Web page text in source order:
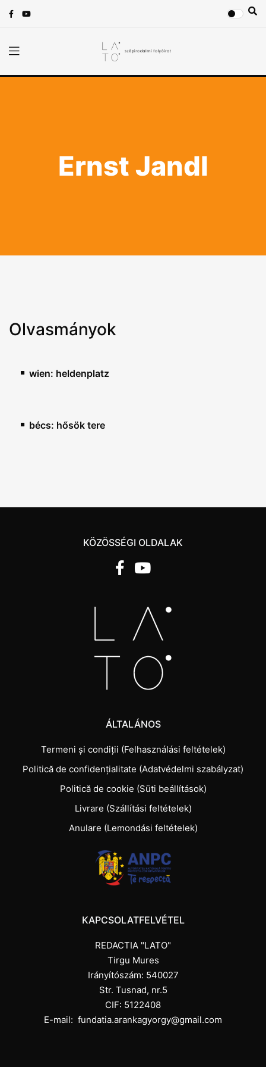
Ernst Jandl
Olvasmányok
wien: heldenplatz
bécs: hősök tere
KÖZÖSSÉGI OLDALAK
ÁLTALÁNOS
Termeni și condiții (Felhasználási feltételek)
Politică de confidențialitate (Adatvédelmi szabályzat)
Politică de cookie (Süti beállítások)
Livrare (Szállítási feltételek)
Anulare (Lemondási feltételek)
KAPCSOLATFELVÉTEL
REDACTIA "LATO"
Tirgu Mures
Irányítószám: 540027
Str. Tusnad, nr.5
CIF: 5122408
E-mail: fundatia.arankagyorgy@gmail.com